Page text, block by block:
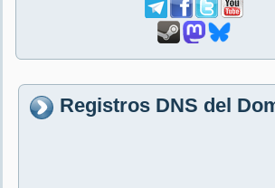
Registros DNS del